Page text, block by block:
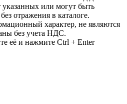
указанных или могут быть
отражения в каталоге.
характер, не являются
без учета НДС.
её и нажмите Ctrl + Enter